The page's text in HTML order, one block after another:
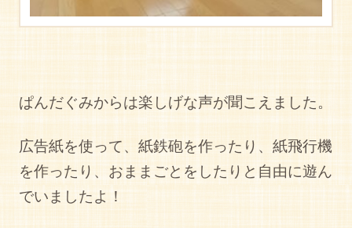
ぱんだぐみからは楽しげな声が聞こえました。
広告紙を使って、紙鉄砲を作ったり、紙飛行機
を作ったり、おままごとをしたりと自由に遊ん
でいましたよ！